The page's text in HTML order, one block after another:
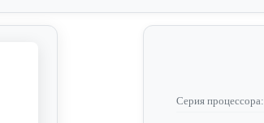
Серия процессора: